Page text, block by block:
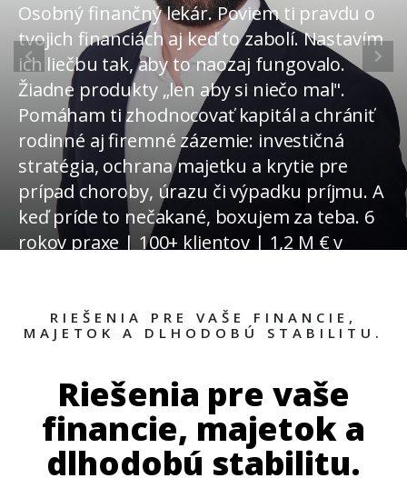
Osobný finančný lekár. Poviem ti pravdu o
tvojich financiách aj keď to zabolí. Nastavím
ich liečbu tak, aby to naozaj fungovalo.
Žiadne produkty „len aby si niečo mal".
Pomáham ti zhodnocovať kapitál a chrániť
rodinné aj firemné zázemie: investičná
stratégia, ochrana majetku a krytie pre
prípad choroby, úrazu či výpadku príjmu. A
keď príde to nečakané, boxujem za teba. 6
rokov praxe | 100+ klientov | 1,2 M € v
30 minútová
prehliadka
RIEŠENIA PRE VAŠE FINANCIE,
MAJETOK A DLHODOBÚ STABILITU.
Riešenia pre vaše
financie, majetok a
dlhodobú stabilitu.